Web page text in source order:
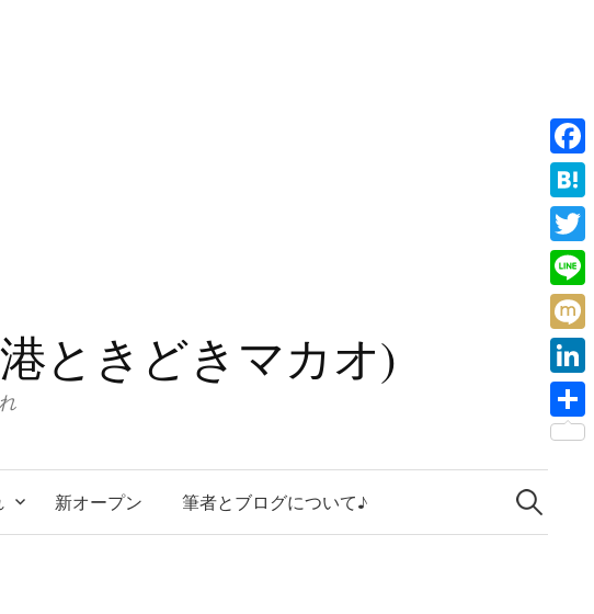
ときどきマカオ)
新オープン 筆者とブログについて♪
検
索:
F
a
c
e
b
o
o
k
H
a
t
e
n
a
T
w
i
t
e
L
i
n
e
M
i
x
L
i
共